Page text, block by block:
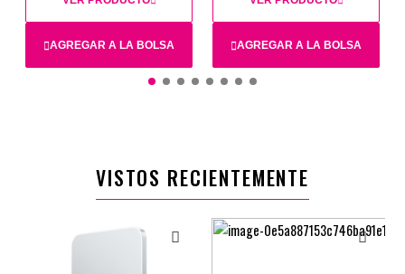
AGREGAR A LA BOLSA AGREGAR A LA BOLSA
VISTOS RECIENTEMENTE